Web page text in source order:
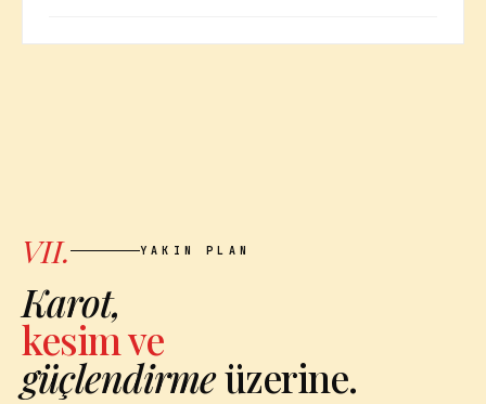
VII. YAKIN PLAN
Karot,
kesim ve
güçlendirmeüzerine.